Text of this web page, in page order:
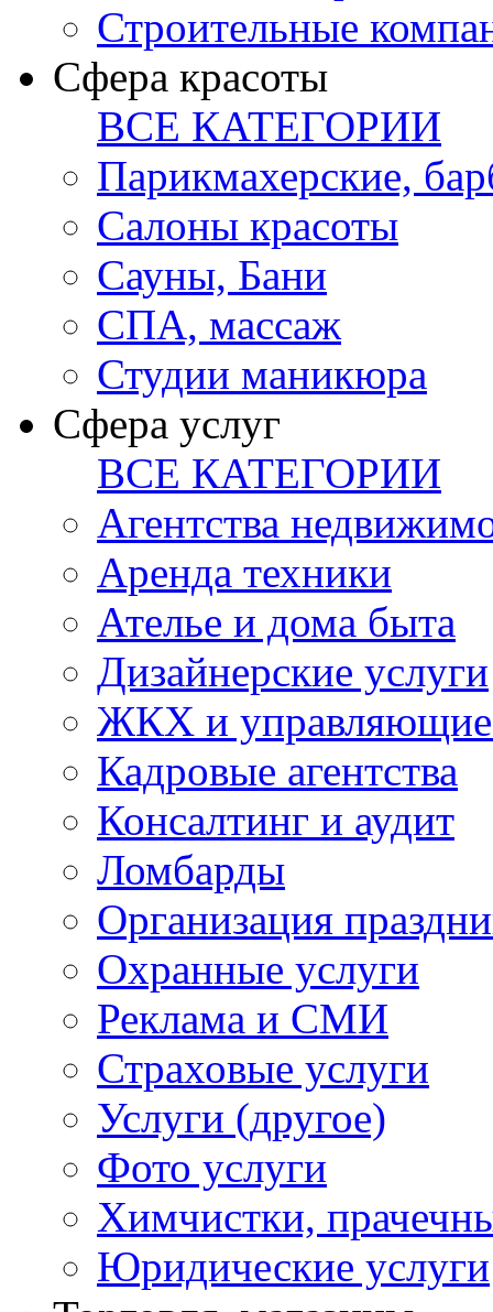
Строительные
Сфера красоты
ВСЕ КАТЕГОРИИ
Парикмахерские,
Салоны красоты
Сауны, Бани
СПА, массаж
Студии маникюра
Сфера услуг
ВСЕ КАТЕГОРИИ
Агентства
Аренда техники
Ателье и дома быта
Дизайнерские услуги
ЖКХ и управляющие
Кадровые агентства
Консалтинг и аудит
Ломбарды
Организация
Охранные услуги
Реклама и СМИ
Страховые услуги
Услуги (другое)
Фото услуги
Химчистки,
Юридические услуги